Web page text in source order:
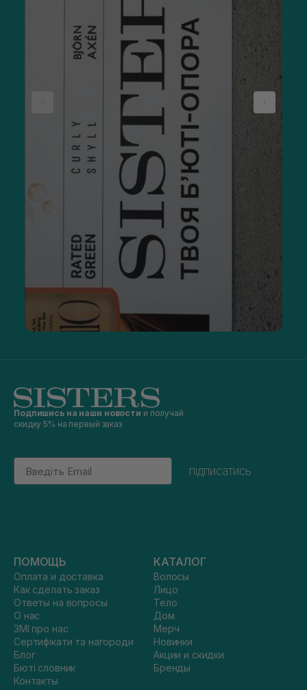
Подпишись на наши новости и получай
скидку 5% на первый заказ
Email
підписатись
ПОМОЩЬ
Оплата и доставка
Как сделать заказ
Ответы на вопросы
О нас
ЗМІ про нас
Сертифікати та нагороди
Блог
Бюті словник
Контакты
КАТАЛОГ
Волосы
Лицо
Тело
Дом
Мерч
Новинки
Акции и скидки
Бренды